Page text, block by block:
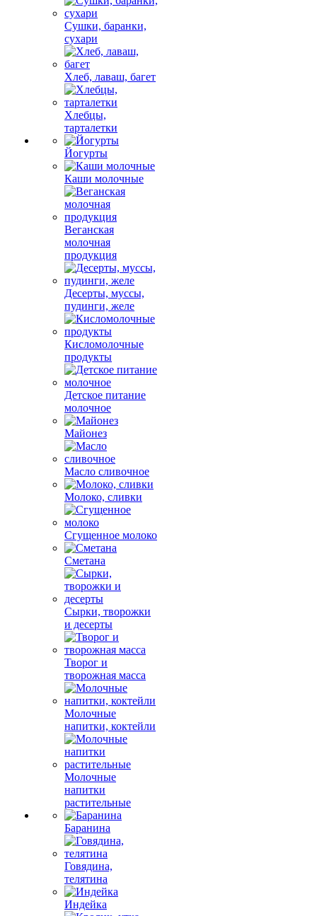
Сушки, баранки,
сухари
Хлеб, лаваш, багет
Хлебцы,
тарталетки
Йогурты
Каши молочные
Веганская
молочная
продукция
Десерты, муссы,
пудинги, желе
Кисломолочные
продукты
Детское питание
молочное
Майонез
Масло сливочное
Молоко, сливки
Сгущенное молоко
Сметана
Сырки, творожки
и десерты
Творог и
творожная масса
Молочные
напитки, коктейли
Молочные
напитки
растительные
Баранина
Говядина,
телятина
Индейка